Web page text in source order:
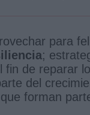
para
;
fin de reparar
del
forman